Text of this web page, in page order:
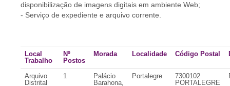
disponibilização de imagens digitais em ambiente Web;
- Serviço de expediente e arquivo corrente.
Local
Trabalho
Nº
Postos
Morada Localidade Código Postal
Arquivo
Distrital
1
Palácio
Barahona,
Portalegre
7300102
PORTALEGRE